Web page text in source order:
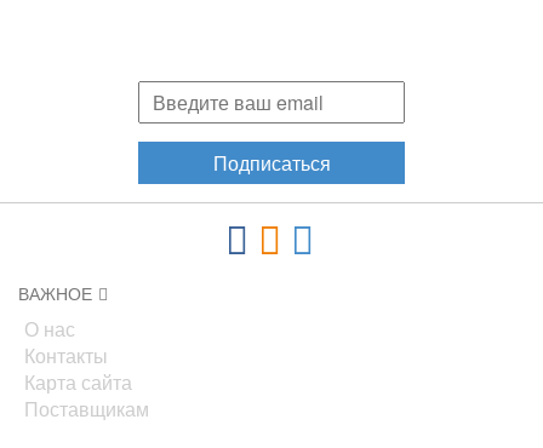
Подписаться
ВАЖНОЕ
О нас
Контакты
Карта сайта
Поставщикам